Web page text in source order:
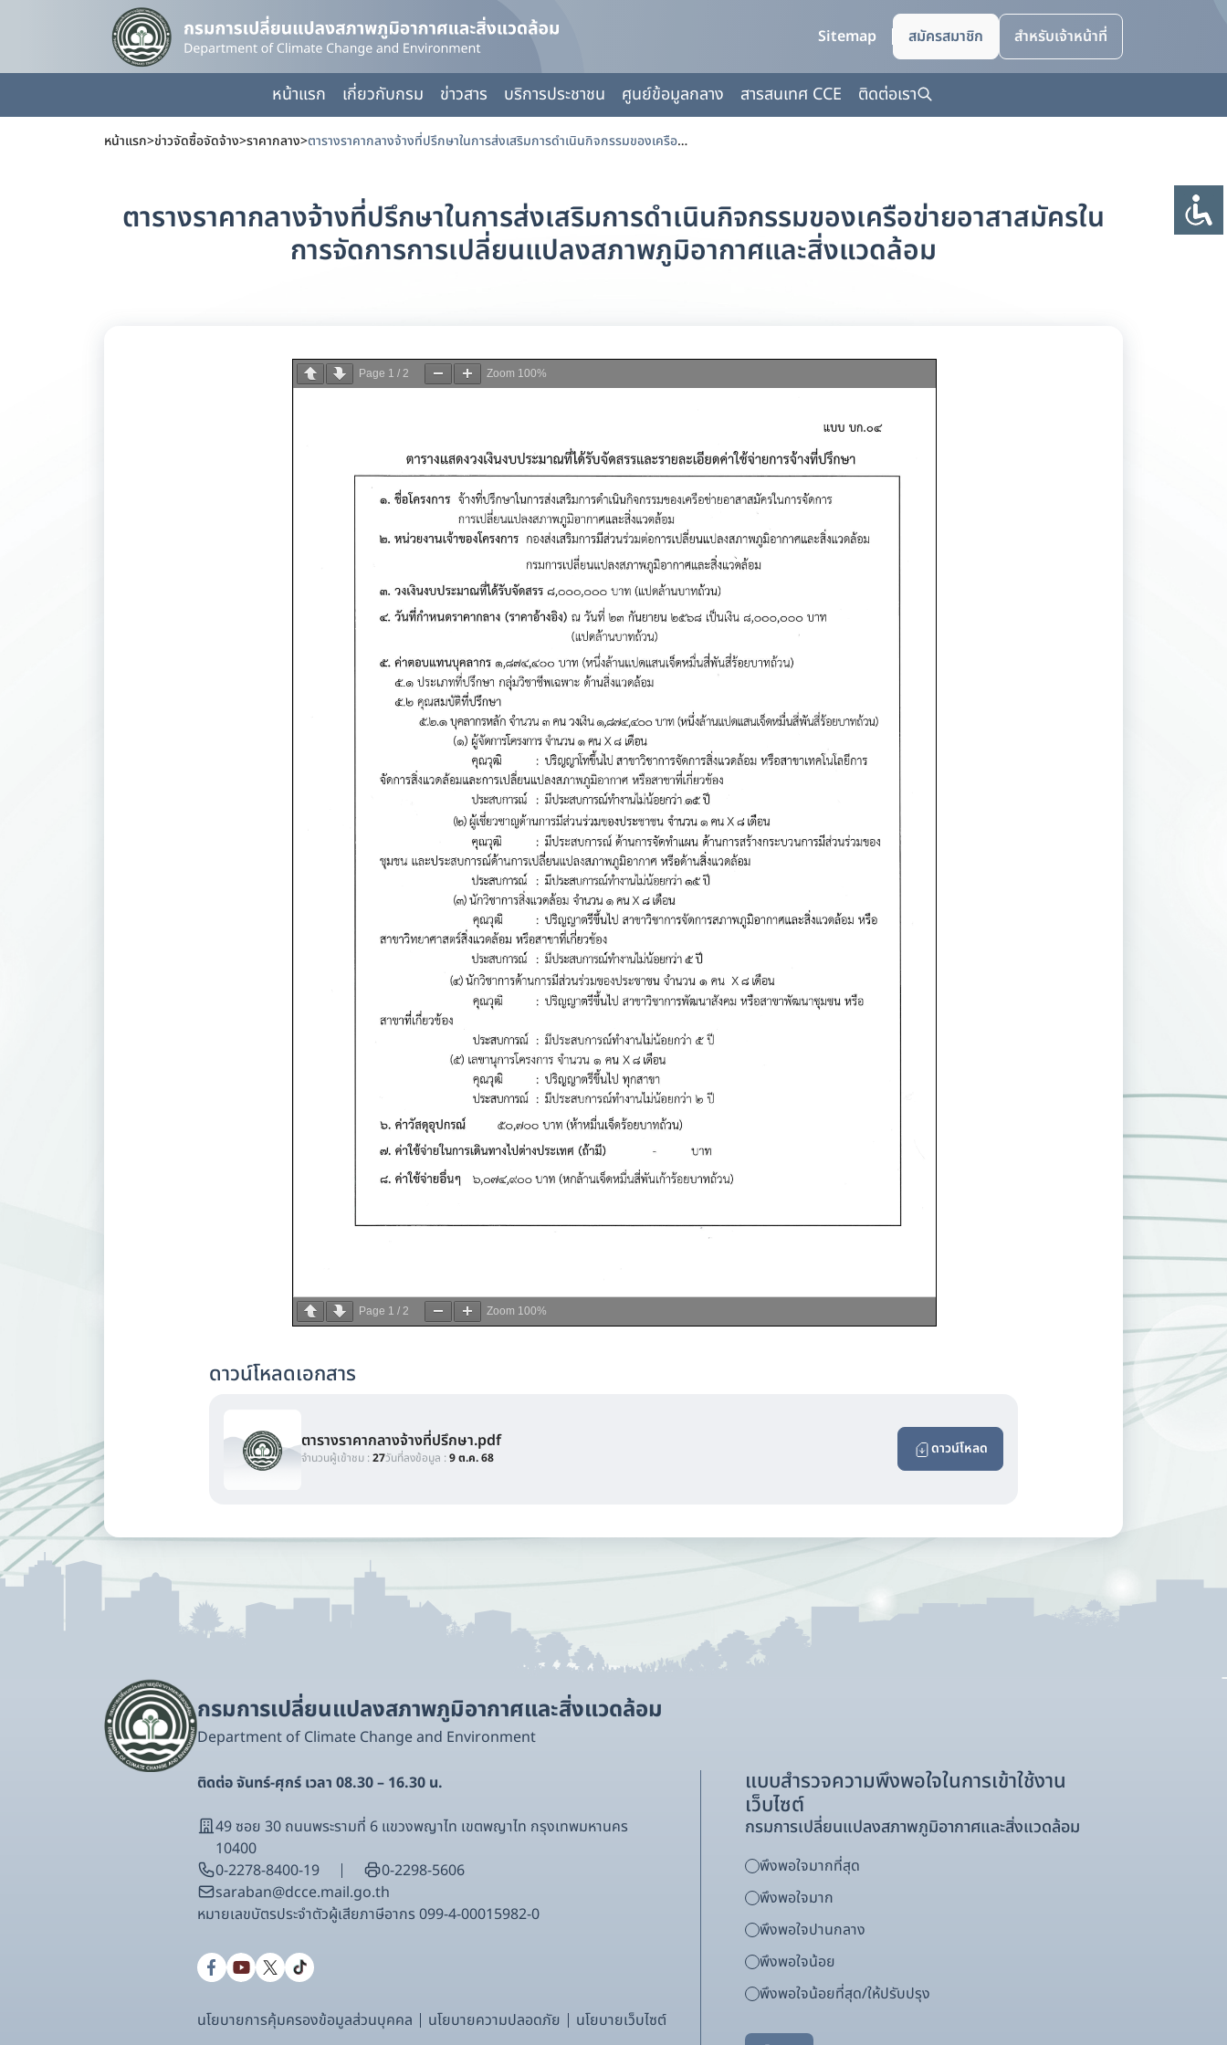
Sitemap สมัครสมาชิก สำหรับเจ้าหน้าที่
หน้าแรก เกี่ยวกับกรม ข่าวสาร บริการประชาชน ศูนย์ข้อมูลกลาง สารสนเทศ CCE ติดต่อเรา
หน้าแรก>ข่าวจัดซื้อจัดจ้าง>ราคากลาง> ตารางราคากลางจ้างที่ปรึกษาในการส่งเสริมการดำเนินกิจกรรมของเครือข่ายอาสาสมัครในการจัดการการเปลี่ยนแปลงสภาพภูมิอากาศและสิ่งแวดล้อม
ตารางราคากลางจ้างที่ปรึกษาในการส่งเสริมการดำเนินกิจกรรมของเครือข่ายอาสาสมัครใน
การจัดการการเปลี่ยนแปลงสภาพภูมิอากาศและสิ่งแวดล้อม
Page 1 / 2 Zoom 100%
Page 1 / 2 Zoom 100%
ดาวน์โหลดเอกสาร
ตารางราคากลางจ้างที่ปรึกษา.pdf
จำนวนผู้เข้าชม :27วันที่ลงข้อมูล :9 ต.ค. 68 ดาวน์โหลด
กรมการเปลี่ยนแปลงสภาพภูมิอากาศและสิ่งแวดล้อม
Department of Climate Change and Environment
ติดต่อ จันทร์-ศุกร์ เวลา 08.30 – 16.30 น.
49 ซอย 30 ถนนพระรามที่ 6 แขวงพญาไท เขตพญาไท กรุงเทพมหานคร
10400
0-2278-8400-19
0-2298-5606
saraban@dcce.mail.go.th
หมายเลขบัตรประจําตัวผู้เสียภาษีอากร 099-4-00015982-0
นโยบายการคุ้มครองข้อมูลส่วนบุคคล นโยบายความปลอดภัย นโยบายเว็บไซต์
แบบสำรวจความพึงพอใจในการเข้าใช้งาน
เว็บไซต์
กรมการเปลี่ยนแปลงสภาพภูมิอากาศและสิ่งแวดล้อม
พึงพอใจมากที่สุด
พึงพอใจมาก
พึงพอใจปานกลาง
พึงพอใจน้อย
พึงพอใจน้อยที่สุด/ให้ปรับปรุง